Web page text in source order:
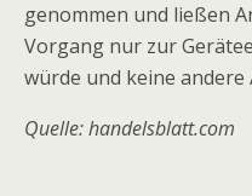
genommen und ließen
Vorgang nur zur
würde und keine andere
Quelle: handelsblatt.com